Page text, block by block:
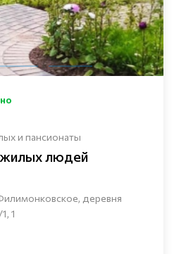
и пансионаты
людей
деревня
1